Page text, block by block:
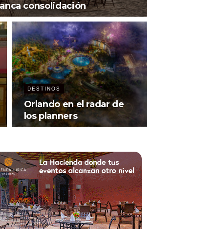
consolidación
DESTINOS
Orlando en el radar de
los planners